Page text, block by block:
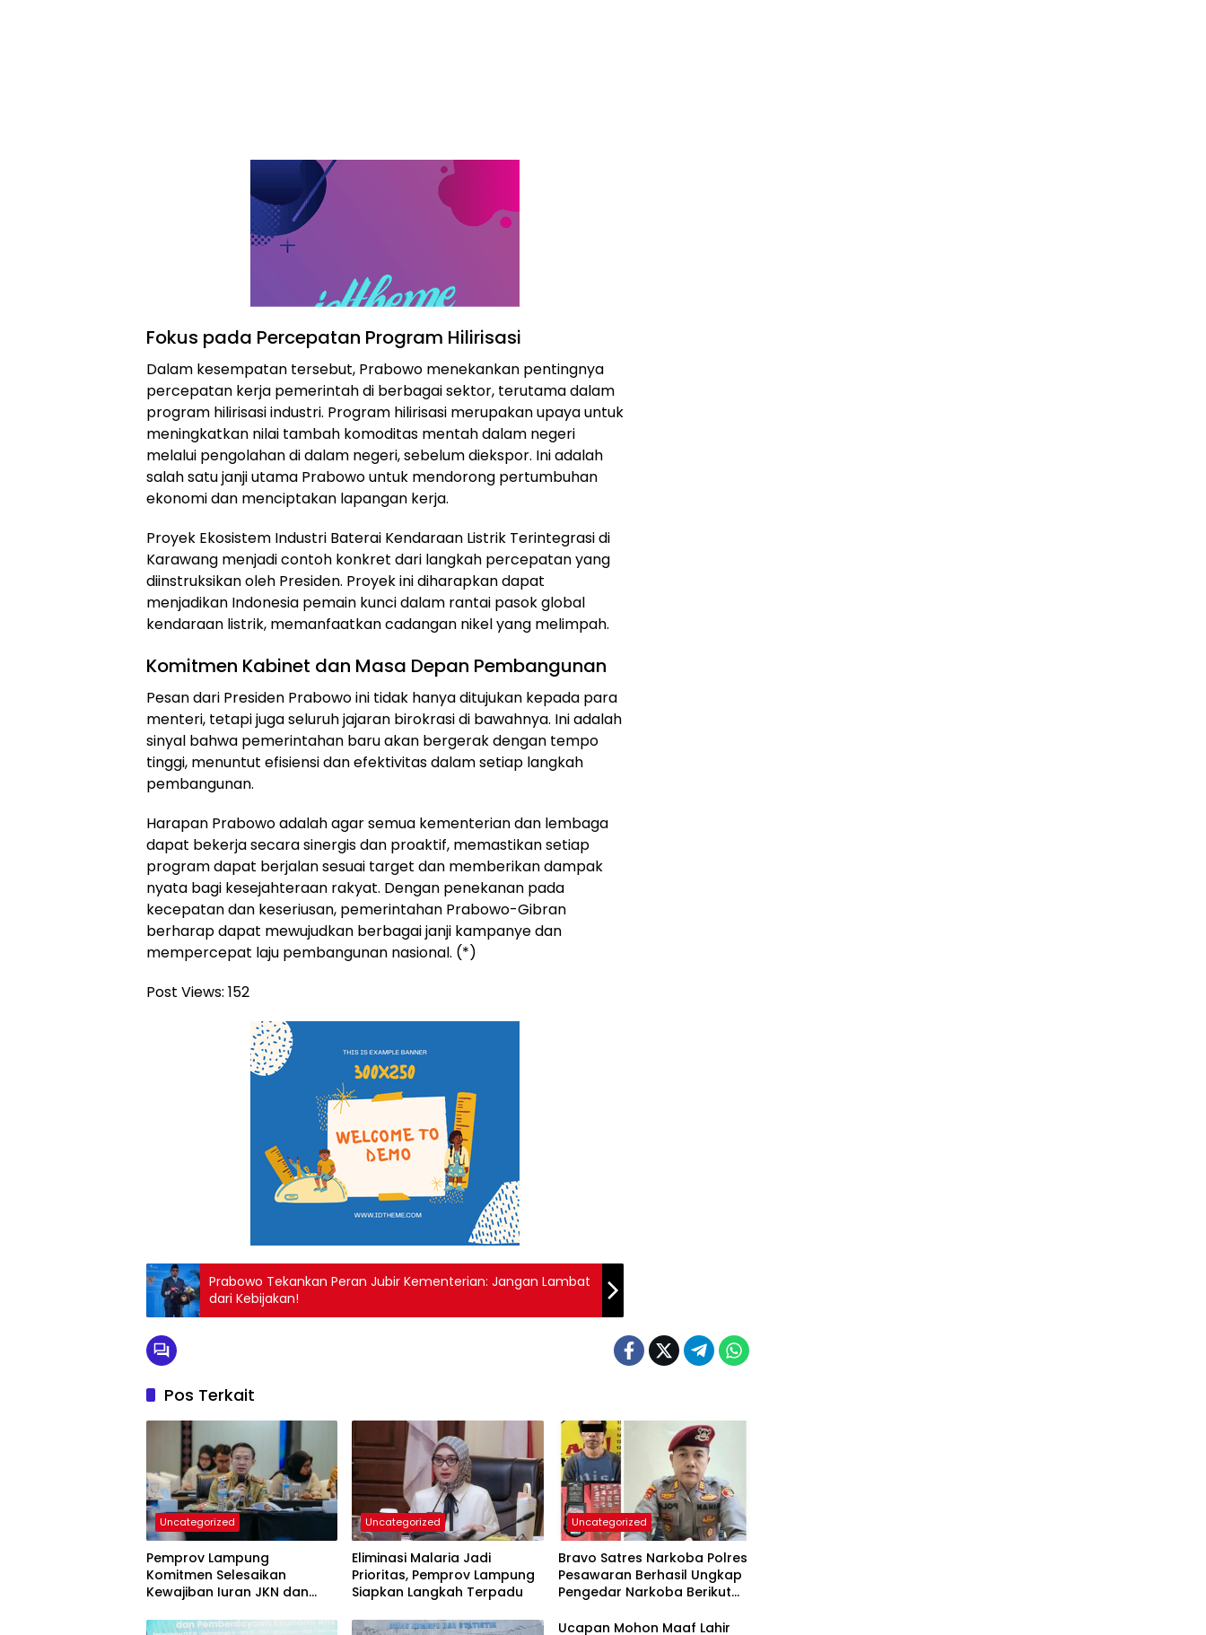
Fokus pada Percepatan Program Hilirisasi
Dalam kesempatan tersebut, Prabowo menekankan pentingnya
percepatan kerja pemerintah di berbagai sektor, terutama dalam
program hilirisasi industri. Program hilirisasi merupakan upaya untuk
meningkatkan nilai tambah komoditas mentah dalam negeri
melalui pengolahan di dalam negeri, sebelum diekspor. Ini adalah
salah satu janji utama Prabowo untuk mendorong pertumbuhan
ekonomi dan menciptakan lapangan kerja.
Proyek Ekosistem Industri Baterai Kendaraan Listrik Terintegrasi di
Karawang menjadi contoh konkret dari langkah percepatan yang
diinstruksikan oleh Presiden. Proyek ini diharapkan dapat
menjadikan Indonesia pemain kunci dalam rantai pasok global
kendaraan listrik, memanfaatkan cadangan nikel yang melimpah.
Komitmen Kabinet dan Masa Depan Pembangunan
Pesan dari Presiden Prabowo ini tidak hanya ditujukan kepada para
menteri, tetapi juga seluruh jajaran birokrasi di bawahnya. Ini adalah
sinyal bahwa pemerintahan baru akan bergerak dengan tempo
tinggi, menuntut efisiensi dan efektivitas dalam setiap langkah
pembangunan.
Harapan Prabowo adalah agar semua kementerian dan lembaga
dapat bekerja secara sinergis dan proaktif, memastikan setiap
program dapat berjalan sesuai target dan memberikan dampak
nyata bagi kesejahteraan rakyat. Dengan penekanan pada
kecepatan dan keseriusan, pemerintahan Prabowo-Gibran
berharap dapat mewujudkan berbagai janji kampanye dan
mempercepat laju pembangunan nasional. (*)
Post Views: 152
Prabowo Tekankan Peran Jubir Kementerian: Jangan Lambat
dari Kebijakan!
Pos Terkait
Uncategorized
Pemprov Lampung
Komitmen Selesaikan
Kewajiban Iuran JKN dan
Kepesertaan BPJS
Uncategorized
Eliminasi Malaria Jadi
Prioritas, Pemprov Lampung
Siapkan Langkah Terpadu
Uncategorized
Bravo Satres Narkoba Polres
Pesawaran Berhasil Ungkap
Pengedar Narkoba Berikut
Ucapan Mohon Maaf Lahir